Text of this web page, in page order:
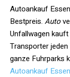
Autoankauf
Bestpreis. Auto
Unfallwagen
Transporter
ganze Fuhrparks
Autoankauf Essen